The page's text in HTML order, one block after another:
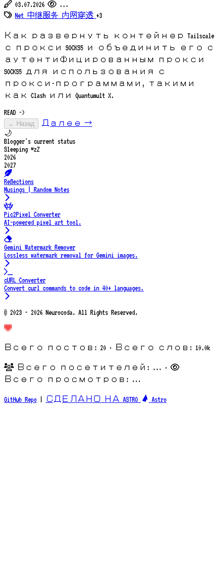
03.07.2026
...
Net 中继服务 内网穿透 +3
Как развернуть контейнер Tailscale
с прокси SOCKS5 и объединить его с
аутентифицированным прокси
SOCKS5 для использования с
прокси-программами, такими
как Clash или Quantumult X.
READ ->
← Назад
Далее →
🌙
Blogger's current status
Sleeping ~zZ
2026
2027
Reflections
Musings | Random Notes
Pic2Pixel Converter
AI-powered pixel art tool.
Gemini Watermark Remover
Lossless watermark removal for Gemini images.
cURL Converter
Convert curl commands to code in 40+ languages.
© 2023 - 2026 Neurocoda. All Rights Reserved.
Всего постов: 20 · Всего слов: 10.0k
Всего посетителей: ...
·
Всего просмотров:
...
GitHub Repo СДЕЛАНО НА ASTRO Astro